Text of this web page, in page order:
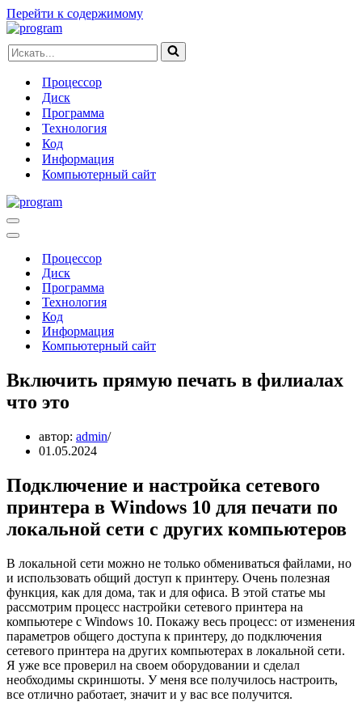
Перейти к содержимому
Искать...
Процессор
Диск
Программа
Технология
Код
Информация
Компьютерный сайт
Меню
навигации
Меню
навигацииПроцессор
Диск
Программа
Технология
Код
Информация
Компьютерный сайт
Включить прямую печать в филиалах
что это
автор: admin
01.05.2024
Подключение и настройка сетевого
принтера в Windows 10 для печати по
локальной сети c других компьютеров
В локальной сети можно не только обмениваться файлами, но
и использовать общий доступ к принтеру. Очень полезная
функция, как для дома, так и для офиса. В этой статье мы
рассмотрим процесс настройки сетевого принтера на
компьютере с Windows 10. Покажу весь процесс: от изменения
параметров общего доступа к принтеру, до подключения
сетевого принтера на других компьютерах в локальной сети.
Я уже все проверил на своем оборудовании и сделал
необходимы скриншоты. У меня все получилось настроить,
все отлично работает, значит и у вас все получится.